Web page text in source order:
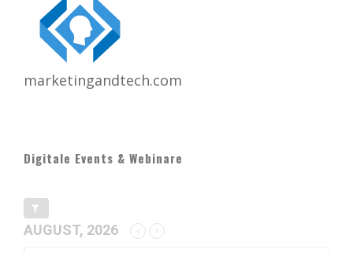
marketingandtech.com
Digitale Events & Webinare
AUGUST, 2026